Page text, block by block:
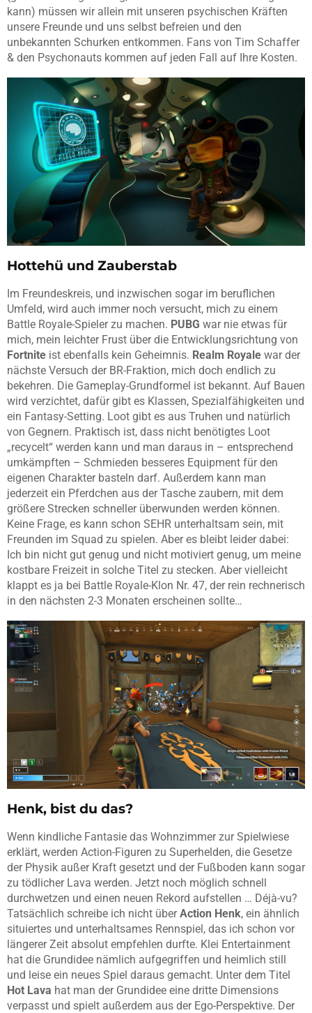
kann) müssen wir allein mit unseren psychischen Kräften
unsere Freunde und uns selbst befreien und den
unbekannten Schurken entkommen. Fans von Tim Schaffer
& den Psychonauts kommen auf jeden Fall auf Ihre Kosten.
Hottehü und Zauberstab
Im Freundeskreis, und inzwischen sogar im beruflichen
Umfeld, wird auch immer noch versucht, mich zu einem
Battle Royale-Spieler zu machen. PUBG war nie etwas für
mich, mein leichter Frust über die Entwicklungsrichtung von
Fortnite ist ebenfalls kein Geheimnis. Realm Royale war der
nächste Versuch der BR-Fraktion, mich doch endlich zu
bekehren. Die Gameplay-Grundformel ist bekannt. Auf Bauen
wird verzichtet, dafür gibt es Klassen, Spezialfähigkeiten und
ein Fantasy-Setting. Loot gibt es aus Truhen und natürlich
von Gegnern. Praktisch ist, dass nicht benötigtes Loot
„recycelt“ werden kann und man daraus in – entsprechend
umkämpften – Schmieden besseres Equipment für den
eigenen Charakter basteln darf. Außerdem kann man
jederzeit ein Pferdchen aus der Tasche zaubern, mit dem
größere Strecken schneller überwunden werden können.
Keine Frage, es kann schon SEHR unterhaltsam sein, mit
Freunden im Squad zu spielen. Aber es bleibt leider dabei:
Ich bin nicht gut genug und nicht motiviert genug, um meine
kostbare Freizeit in solche Titel zu stecken. Aber vielleicht
klappt es ja bei Battle Royale-Klon Nr. 47, der rein rechnerisch
in den nächsten 2-3 Monaten erscheinen sollte…
Henk, bist du das?
Wenn kindliche Fantasie das Wohnzimmer zur Spielwiese
erklärt, werden Action-Figuren zu Superhelden, die Gesetze
der Physik außer Kraft gesetzt und der Fußboden kann sogar
zu tödlicher Lava werden. Jetzt noch möglich schnell
durchwetzen und einen neuen Rekord aufstellen … Déjà-vu?
Tatsächlich schreibe ich nicht überAction Henk, ein ähnlich
situiertes und unterhaltsames Rennspiel, das ich schon vor
längerer Zeit absolut empfehlen durfte. Klei Entertainment
hat die Grundidee nämlich aufgegriffen und heimlich still
und leise ein neues Spiel daraus gemacht. Unter dem Titel
Hot Lava hat man der Grundidee eine dritte Dimensions
verpasst und spielt außerdem aus der Ego-Perspektive. Der